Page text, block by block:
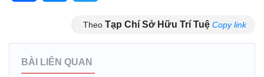
Theo Tạp Chí Sở Hữu Trí Tuệ Copy link
BÀI LIÊN QUAN